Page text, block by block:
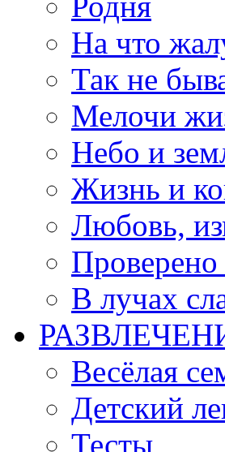
На что
Так не
Мелочи
Небо и
Жизнь и
Любовь,
В лучах
Весёлая
Детский
Тесты